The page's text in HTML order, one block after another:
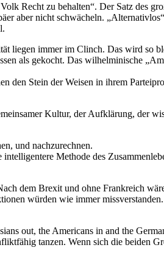
Recht zu behalten“. Der Satz des
aber nicht schwächeln.
liegen immer im Clinch. Das wird so
als gekocht. Das wilhelminische
Stein der Weisen in ihrem
Kultur, der Aufklärung, der
und nachzurechnen.
Methode des
dem Brexit und ohne Frankreich
würden wie immer
out, the Americans in and the
tanzen. Wenn sich die beiden